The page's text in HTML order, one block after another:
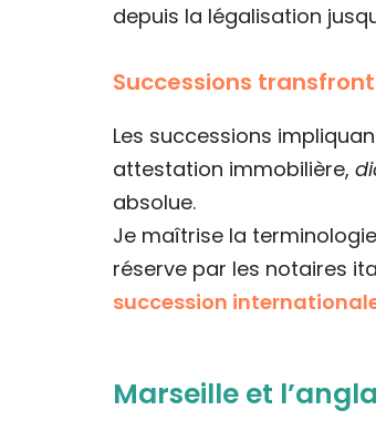
depuis la légalisation
Successions
Les successions
attestation immobilière,
absolue.
Je maîtrise la
réserve par les notaires
succession
Marseille et